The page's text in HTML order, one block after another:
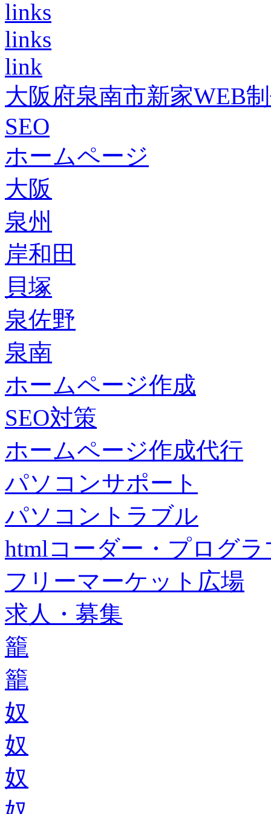
links
links
link
大阪府泉南市新家WEB
SEO
ホームページ
大阪
泉州
岸和田
貝塚
泉佐野
泉南
ホームページ作成
SEO対策
ホームページ作成代行
パソコンサポート
パソコントラブル
htmlコーダー・プログラ
フリーマーケット広場
求人・募集
籠
籠
奴
奴
奴